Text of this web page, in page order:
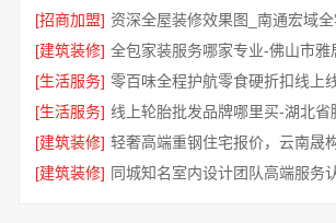
[招商加盟]
[建筑装修]
[生活服务]
[生活服务]
[建筑装修]
[建筑装修]